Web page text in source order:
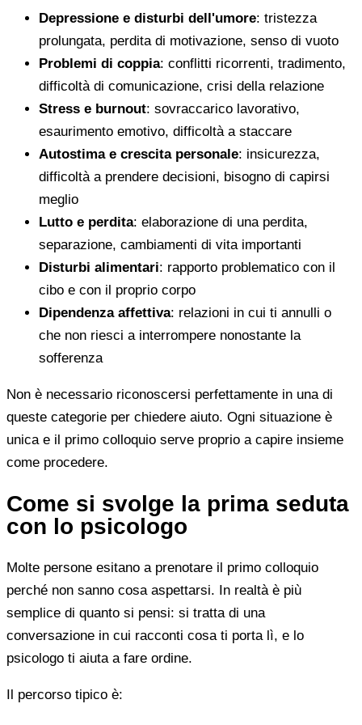
Depressione e disturbi dell'umore: tristezza
prolungata, perdita di motivazione, senso di vuoto
Problemi di coppia: conflitti ricorrenti, tradimento,
difficoltà di comunicazione, crisi della relazione
Stress e burnout: sovraccarico lavorativo,
esaurimento emotivo, difficoltà a staccare
Autostima e crescita personale: insicurezza,
difficoltà a prendere decisioni, bisogno di capirsi
meglio
Lutto e perdita: elaborazione di una perdita,
separazione, cambiamenti di vita importanti
Disturbi alimentari: rapporto problematico con il
cibo e con il proprio corpo
Dipendenza affettiva: relazioni in cui ti annulli o
che non riesci a interrompere nonostante la
sofferenza
Non è necessario riconoscersi perfettamente in una di
queste categorie per chiedere aiuto. Ogni situazione è
unica e il primo colloquio serve proprio a capire insieme
come procedere.
Come si svolge la prima seduta
con lo psicologo
Molte persone esitano a prenotare il primo colloquio
perché non sanno cosa aspettarsi. In realtà è più
semplice di quanto si pensi: si tratta di una
conversazione in cui racconti cosa ti porta lì, e lo
psicologo ti aiuta a fare ordine.
Il percorso tipico è: